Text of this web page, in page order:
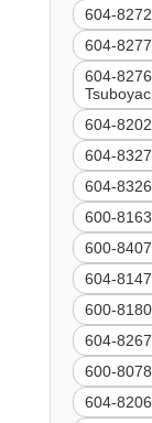
604-
604-
604-8276
604-
604-
604-
600-
600-
604-
600-
604-
600-
604-